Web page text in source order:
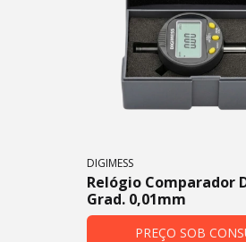
DIGIMESS
Relógio Comparador
Grad. 0,01mm
PREÇO SOB